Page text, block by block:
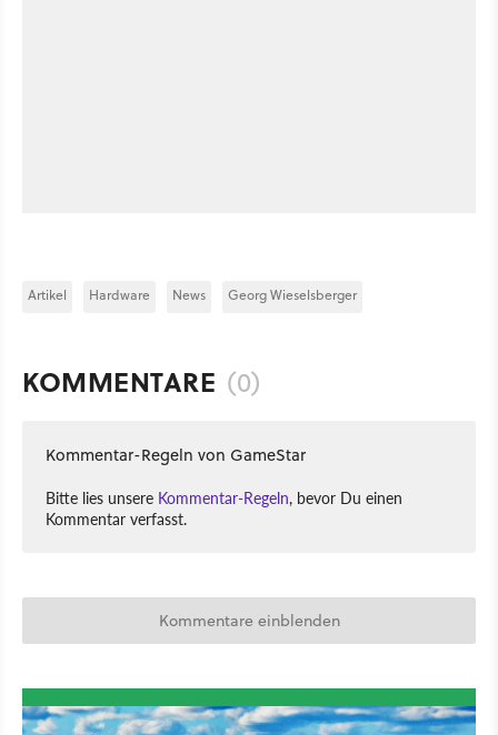
Artikel Hardware News Georg Wieselsberger
KOMMENTARE (0)
Kommentar-Regeln von GameStar
Bitte lies unsere Kommentar-Regeln, bevor Du einen
Kommentar verfasst.
Kommentare einblenden